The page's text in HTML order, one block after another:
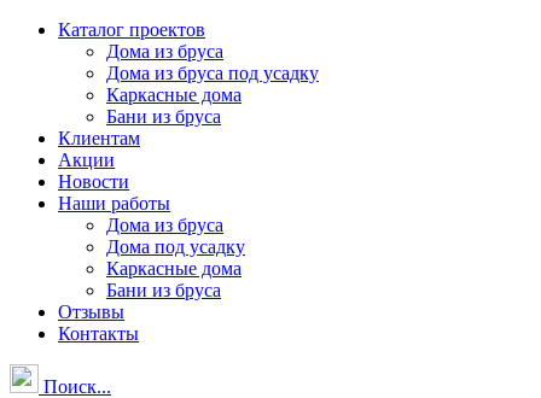
Каталог проектов
Дома из бруса
Дома из бруса под усадку
Каркасные дома
Бани из бруса
Клиентам
Акции
Новости
Наши работы
Дома из бруса
Дома под усадку
Каркасные дома
Бани из бруса
Отзывы
Контакты
Поиск...